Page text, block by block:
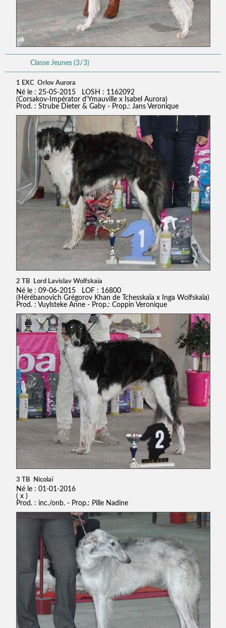
Classe Jeunes (3/3)
1 EXC Orlov Aurora
Né le : 25-05-2015 LOSH : 1162092
(Corsakov-Impérator d'Ymauville x Isabel Aurora)
Prod. : Strube Dieter & Gaby - Prop.: Jans Veronique
2 TB Lord Lavislav Wolfskaïa
Né le : 09-06-2015 LOF : 16800
(Hérébanovich Grégorov Khan de Tchesskaïa x Inga Wolfskaïa)
Prod. : Vuylsteke Anne - Prop.: Coppin Veronique
3 TB Nicolaï
Né le : 01-01-2016
( x )
Prod. : inc./onb. - Prop.: Pille Nadine